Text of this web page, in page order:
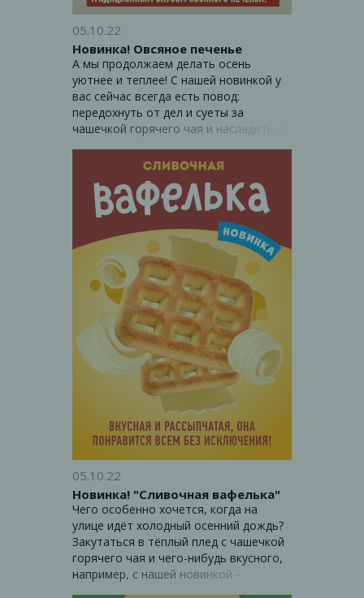
05.10.22
Новинка! Овсяное печенье
А мы продолжаем делать осень
уютнее и теплее! С нашей новинкой у
вас сейчас всегда есть повод:
передохнуть от дел и суеты за
чашечкой горячего чая и насладиться
овсяного печенья!
05.10.22
Новинка! "Сливочная вафелька"
Чего особенно хочется, когда на
улице идёт холодный осенний дождь?
Закутаться в тёплый плед с чашечкой
горячего чая и чего-нибудь вкусного,
например, с нашей новинкой -